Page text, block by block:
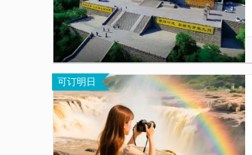
可订明日